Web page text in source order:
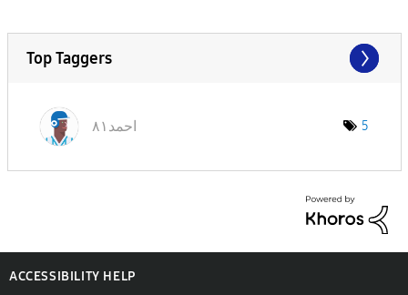
Top Taggers
احمد٨١ 5
ACCESSIBILITY HELP